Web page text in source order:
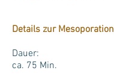
Details zur Mesoporation
Dauer:
ca. 75 Min.